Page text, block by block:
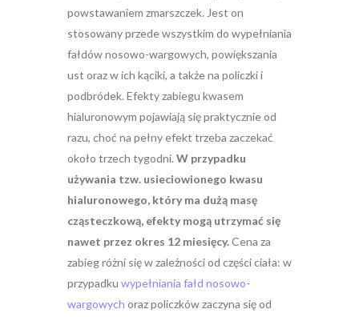
powstawaniem zmarszczek. Jest on
stosowany przede wszystkim do wypełniania
fałdów nosowo-wargowych, powiększania
ust oraz w ich kąciki, a także na policzki i
podbródek. Efekty zabiegu kwasem
hialuronowym pojawiają się praktycznie od
razu, choć na pełny efekt trzeba zaczekać
około trzech tygodni. W przypadku
używania tzw. usieciowionego kwasu
hialuronowego, który ma dużą masę
cząsteczkową, efekty mogą utrzymać się
nawet przez okres 12 miesięcy.Cena za
zabieg różni się w zależności od części ciała: w
przypadku wypełniania fałd nosowo-
wargowych oraz policzków zaczyna się od